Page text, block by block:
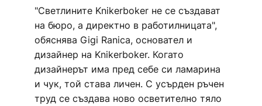
"Светлините Knikerboker не се създават
на бюро, а директно в работилницата",
обяснява Gigi Ranica, основател и
дизайнер на Knikerboker. Когато
дизайнерът има пред себе си ламарина
и чук, той става личен. С усърден ръчен
труд се създава ново осветително тяло